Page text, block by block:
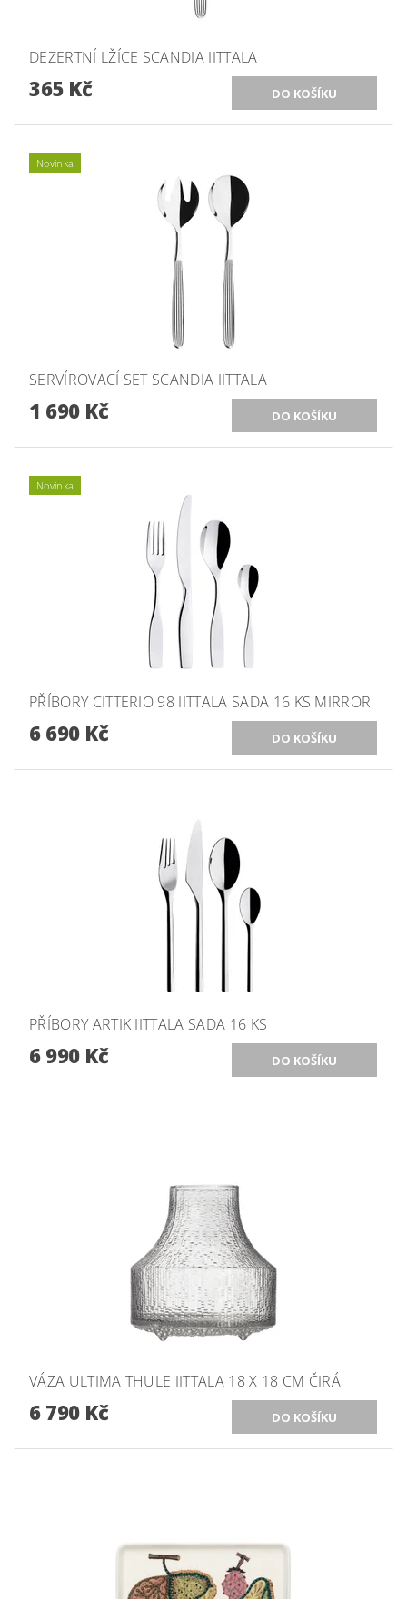
DEZERTNÍ LŽÍCE SCANDIA IITTALA
365 Kč
Novinka
SERVÍROVACÍ SET SCANDIA IITTALA
1 690 Kč
Novinka
PŘÍBORY CITTERIO 98 IITTALA SADA 16 KS MIRROR
6 690 Kč
PŘÍBORY ARTIK IITTALA SADA 16 KS
6 990 Kč
VÁZA ULTIMA THULE IITTALA 18 X 18 CM ČIRÁ
6 790 Kč